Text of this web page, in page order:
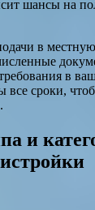
шансы на
в
в
все сроки,
и